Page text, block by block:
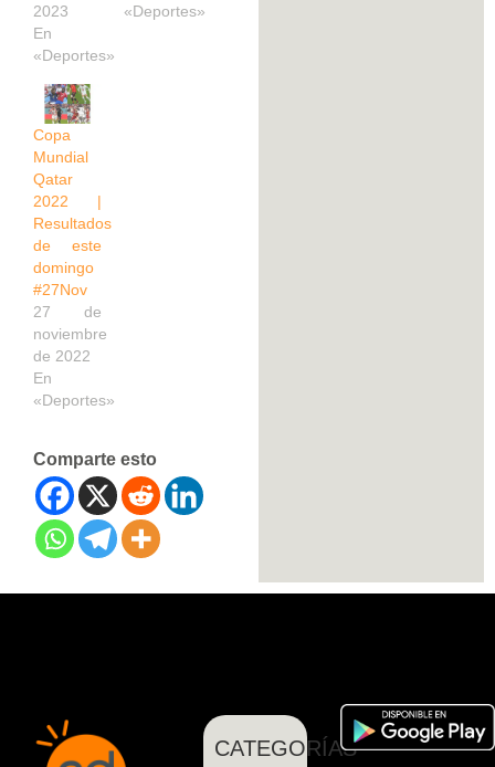
2023
En
«Deportes»
«Deportes»
Copa
Mundial
Qatar
2022 |
Resultados
de este
domingo
#27Nov
27 de
noviembre
de 2022
En
«Deportes»
Comparte esto
CATEGORÍAS